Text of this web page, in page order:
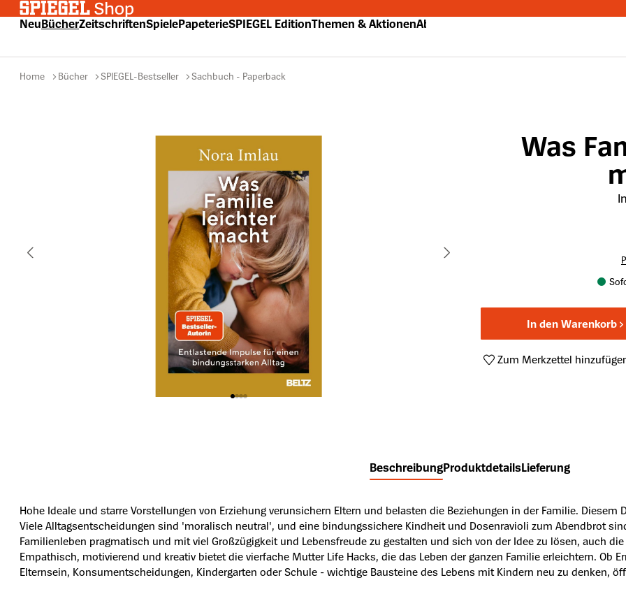
Hauptinhalt springen
Zur Suche springen
Zur Hauptnavigation springen
NeuBücherZeitschriftenSpielePapeterieSPIEGEL EditionThemen & AktionenAbo
Home Bücher SPIEGEL-Bestseller Sachbuch - Paperback
Was
In den Warenkorb
Zum Merkzettel
BeschreibungProduktdetailsLieferung
Hohe Ideale und starre Vorstellungen von Erziehung verunsichern Eltern und belasten die Beziehungen in der Familie.
Viele Alltagsentscheidungen sind 'moralisch neutral', und eine bindungssichere Kindheit und Dosenravioli zum Abendbrot
Familienleben pragmatisch und mit viel Großzügigkeit und Lebensfreude zu gestalten und sich von der Idee zu lösen, auch
Empathisch, motivierend und kreativ bietet die vierfache Mutter Life Hacks, die das Leben der ganzen Familie erleichtern. Ob
Elternsein, Konsumentscheidungen, Kindergarten oder Schule - wichtige Bausteine des Lebens mit Kindern neu zu denken,